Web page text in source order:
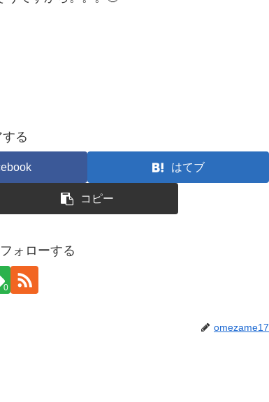
る
はてブ
コピー
ォローする
0
omezame17